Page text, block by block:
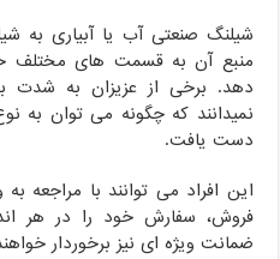
شیلنگ صنعتی آب یا آبیاری به
منبع آن به قسمت های مختلف
دهد. برخی از عزیزان به شدت
نمیدانند که چگونه می توان به
دست یافت.
این افراد می توانند با مراجعه
فروش، سفارش خود را در هر
ضمانت ویژه ای نیز برخوردار